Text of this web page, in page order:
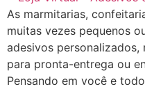
As marmitarias,
muitas vezes pequenos
adesivos
para pronta-entrega ou
Pensando em você e